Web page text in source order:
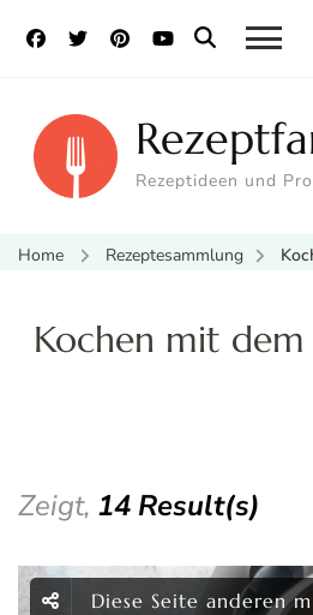
Rezeptideen und
Home Rezeptesammlung
Kochen mit
Zeigt, 14 Result(s)
Diese Seite anderen